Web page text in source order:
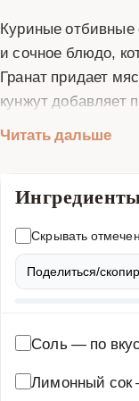
Куриные отбивные
и сочное блюдо,
Гранат придает
кунжут добавляет
грудки, зерна
тонкого
гранатового
на сковороде до
кунжутом.
свежим салатом.
мясо – белком.
Читать дальше
Скрывать
Поделиться/
Соль — по
Лимонный сок